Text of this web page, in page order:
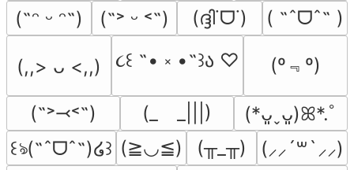
(˶ᵔ ᵕ ᵔ˶)
(˶˃ ᵕ ˂˶) (ദ്ദി˙ᗜ˙) ( ˶ˆᗜˆ˵ )
(,,> ᴗ <,,) ૮꒰ ˶• ༝ •˶꒱ა ♡ (º﹃º)
(˶˃⤙˂˶) (_　_|||)
(*ᴗ͈ˬᴗ͈)ꕤ*.ﾟ
꒰ঌ(˶ˆᗜˆ˵)໒꒱ (≧◡≦) (╥_╥)
(⸝⸝´꒳`⸝⸝)